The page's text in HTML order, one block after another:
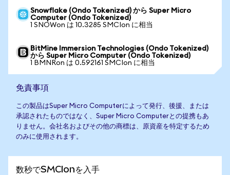
Snowflake (Ondo Tokenized) から Super Micro
Computer (Ondo Tokenized)
1 SNOWon は 10.3285 SMCIon に相当
BitMine Immersion Technologies (Ondo Tokenized)
から Super Micro Computer (Ondo Tokenized)
1 BMNRon は 0.592161 SMCIon に相当
免責事項
この製品はSuper Micro Computerによって発行、後援、または
承認されたものではなく、Super Micro Computerとの提携もあ
りません。会社名およびその他の商標は、原資産を特定するため
のみに使用されます。
数秒でSMCIonを入手